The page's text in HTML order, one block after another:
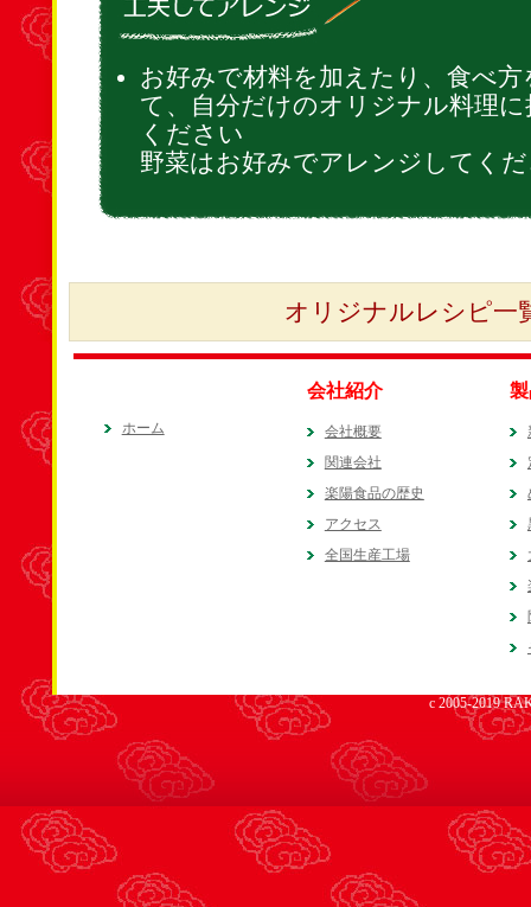
お好みで材料を加えたり、食べ
て、自分だけのオリジナル料理
ください
野菜はお好みでアレンジしてく
オリジナルレシピ一
ホーム
会社紹介
会社概要
関連会社
楽陽食品の歴史
アクセス
全国生産工場
c 2005-2019